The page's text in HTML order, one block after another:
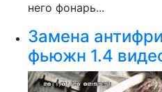
него фонарь...
Замена
фьюжн 1.4